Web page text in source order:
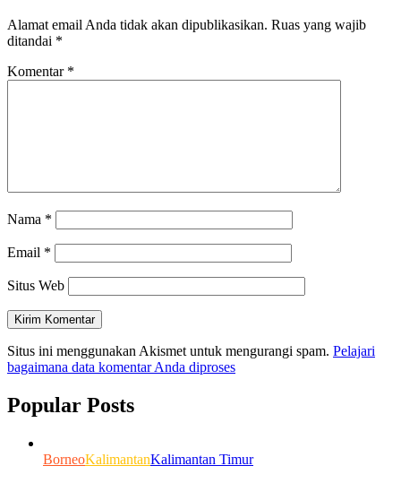
Alamat email Anda tidak akan dipublikasikan. Ruas yang wajib
ditandai *
Komentar *
Nama *
Email *
Situs Web
Situs ini menggunakan Akismet untuk mengurangi spam. Pelajari
bagaimana data komentar Anda diproses
Popular Posts
BorneoKalimantanKalimantan Timur